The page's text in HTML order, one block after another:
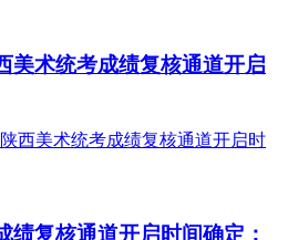
术统考成绩复核通道开启
绩复核通道开启时间确定：